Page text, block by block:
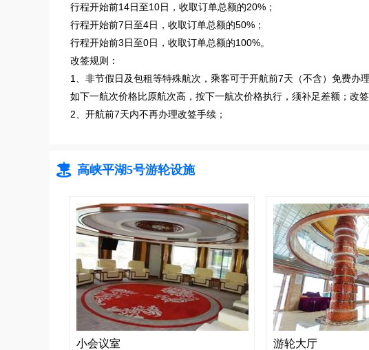
行程开始前14日至10日，收取订单总额的20%；
行程开始前7日至4日，收取订单总额的50%；
行程开始前3日至0日，收取订单总额的100%。
改签规则：
1、非节假日及包租等特殊航次，乘客可于开航前7天（不含）免费
如下一航次价格比原航次高，按下一航次价格执行，须补足差额；改
2、开航前7天内不再办理改签手续；
 高峡平湖5号游轮设施
小会议室 游轮大厅